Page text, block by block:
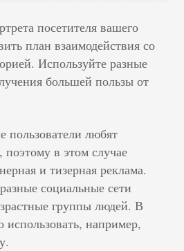
посетителя вашего
план взаимодействия со
Используйте разные
большей пользы от
пользователи любят
поэтому в этом случае
и тизерная реклама.
социальные сети
группы людей. В
использовать, например,